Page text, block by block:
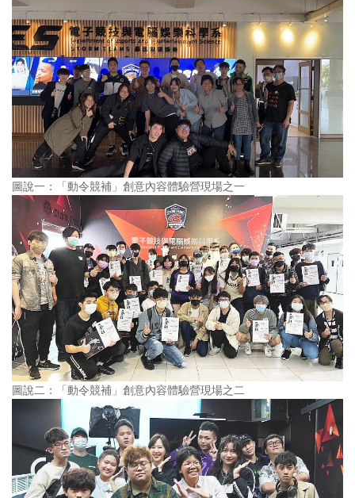
圖說一：「動令競補」創意內容體驗營現場之一
圖說二：「動令競補」創意內容體驗營現場之二